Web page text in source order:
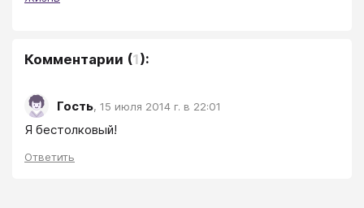
Комментарии (1):
Гость, 15 июля 2014 г. в 22:01
Я бестолковый!
Ответить